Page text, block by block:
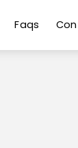
Faqs